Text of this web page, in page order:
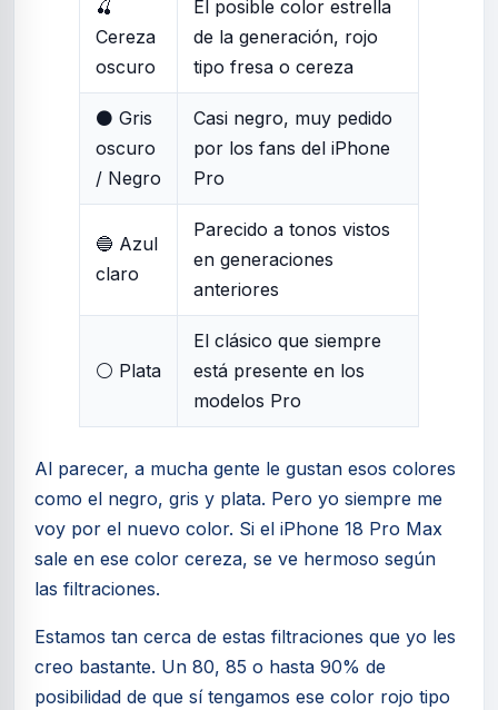
🍒
Cereza
oscuro
El posible color estrella
de la generación, rojo
tipo fresa o cereza
⚫ Gris
oscuro
/ Negro
Casi negro, muy pedido
por los fans del iPhone
Pro
🔵 Azul
claro
Parecido a tonos vistos
en generaciones
anteriores
⚪ Plata
El clásico que siempre
está presente en los
modelos Pro
Al parecer, a mucha gente le gustan esos colores
como el negro, gris y plata. Pero yo siempre me
voy por el nuevo color. Si el iPhone 18 Pro Max
sale en ese color cereza, se ve hermoso según
las filtraciones.
Estamos tan cerca de estas filtraciones que yo les
creo bastante. Un 80, 85 o hasta 90% de
posibilidad de que sí tengamos ese color rojo tipo